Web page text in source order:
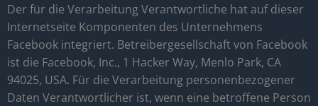
Der für die Verarbeitung Verantwortliche hat auf dieser
Internetseite Komponenten des Unternehmens
Facebook integriert. Betreibergesellschaft von Facebook
ist die Facebook, Inc., 1 Hacker Way, Menlo Park, CA
94025, USA. Für die Verarbeitung personenbezogener
Daten Verantwortlicher ist, wenn eine betroffene Person